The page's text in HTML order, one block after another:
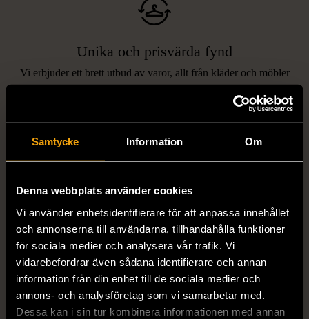
Samtycke Information Om
Denna webbplats använder cookies
Vi använder enhetsidentifierare för att anpassa innehållet
och annonserna till användarna, tillhandahålla funktioner
för sociala medier och analysera vår trafik. Vi
vidarebefordrar även sådana identifierare och annan
information från din enhet till de sociala medier och
annons- och analysföretag som vi samarbetar med.
Dessa kan i sin tur kombinera informationen med annan
Unika och prisvärda fynd
Vi erbjuder ett brett utbud av varor, allt från kläder och möbler
unika och originella föremål som inte finns i vanliga butiker.
LIKNANDE PRODUKTER
Hitta produkter som påminner om denna
1/5
STENSTRÖMS
Stenströms skjorta turkos
1/5
BOSS
BOSS vit pikétröja